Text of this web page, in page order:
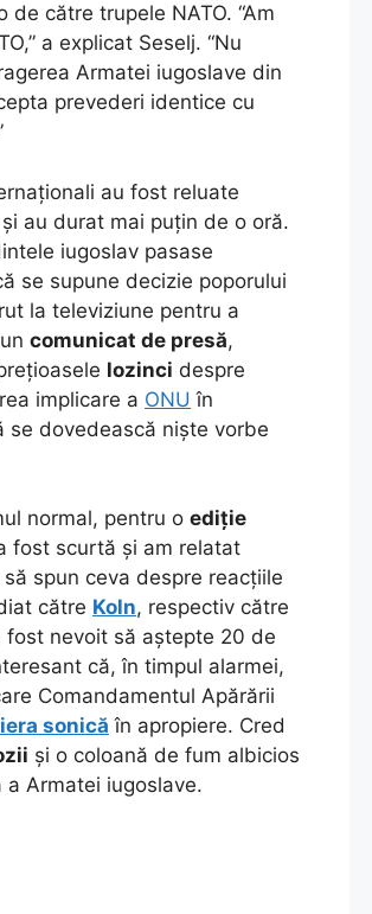
către trupele NATO. “Am
a explicat Seselj. “Nu
Armatei iugoslave din
prevederi identice cu
au fost reluate
au durat mai puțin de o oră.
iugoslav pasase
se supune decizie poporului
la televiziune pentru a
comunicat de presă,
lozinci despre
implicare a ONU în
se dovedească niște vorbe
normal, pentru o ediție
fost scurtă și am relatat
spun ceva despre reacțiile
către Koln, respectiv către
fost nevoit să aștepte 20 de
că, în timpul alarmei,
Comandamentul Apărării
sonică în apropiere. Cred
și o coloană de fum albicios
Armatei iugoslave.